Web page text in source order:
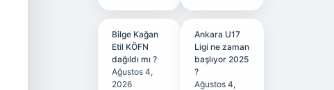
Bilge Kağan
Etil KÖFN
dağıldı mı ?
Ağustos 4,
2026
Ankara U17
Ligi ne zaman
başlıyor 2025
?
Ağustos 4,